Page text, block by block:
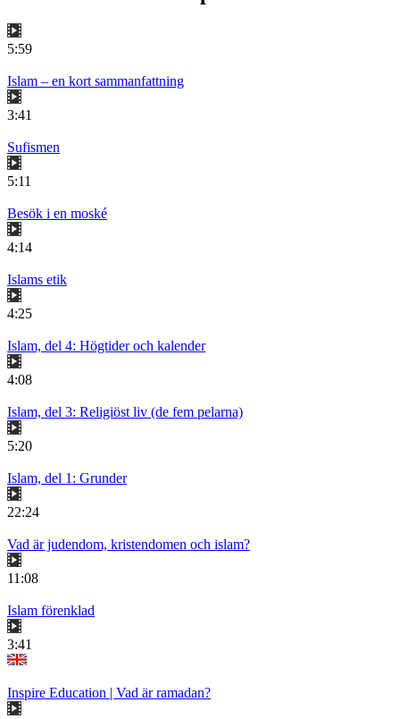
5:59
Islam – en kort sammanfattning
3:41
Sufismen
5:11
Besök i en moské
4:14
Islams etik
4:25
Islam, del 4: Högtider och kalender
4:08
Islam, del 3: Religiöst liv (de fem pelarna)
5:20
Islam, del 1: Grunder
22:24
Vad är judendom, kristendomen och islam?
11:08
Islam förenklad
3:41
Inspire Education | Vad är ramadan?